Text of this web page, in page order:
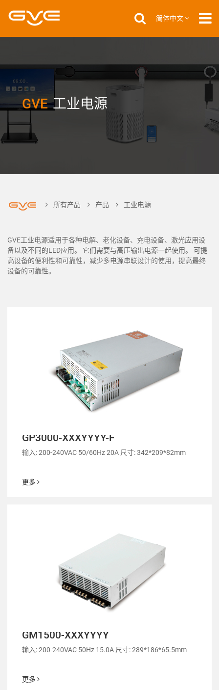
简体中文
GVE 工业电源
所有产品 产品 工业电源
GVE工业电源适用于各种电解、老化设备、充电设备、激光应用设
备以及不同的LED应用。 它们需要与高压输出电源一起使用。 可提
高设备的便利性和可靠性，减少多电源串联设计的使用，提高最终
设备的可靠性。
GP3000-XXXYYYY-F
输入: 200-240VAC 50/60Hz 20A 尺寸: 342*209*82mm
更多
GM1500-XXXYYYY
输入: 200-240VAC 50Hz 15.0A 尺寸: 289*186*65.5mm
更多